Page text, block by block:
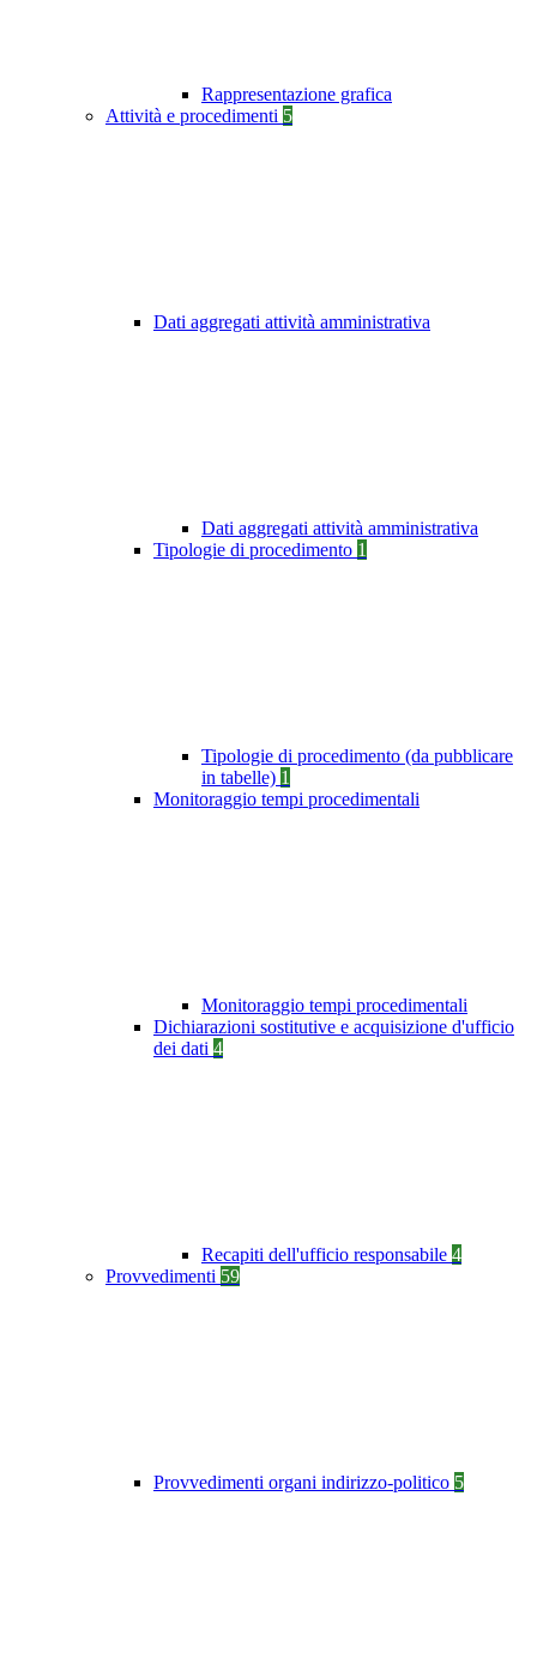
Rappresentazione grafica
Attività e procedimenti 5
Dati aggregati attività amministrativa
Dati aggregati attività amministrativa
Tipologie di procedimento 1
Tipologie di procedimento (da pubblicare
in tabelle) 1
Monitoraggio tempi procedimentali
Monitoraggio tempi procedimentali
Dichiarazioni sostitutive e acquisizione d'ufficio
dei dati 4
Recapiti dell'ufficio responsabile 4
Provvedimenti 59
Provvedimenti organi indirizzo-politico 5